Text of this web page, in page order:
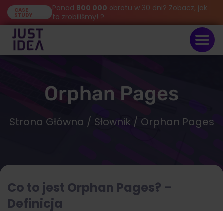
CASE
STUDY
Ponad 800 000 obrotu w 30 dni? Zobacz, jak
to zrobiliśmy! ?
Orphan Pages
Strona Główna / Słownik / Orphan Pages
Co to jest Orphan Pages? –
Definicja